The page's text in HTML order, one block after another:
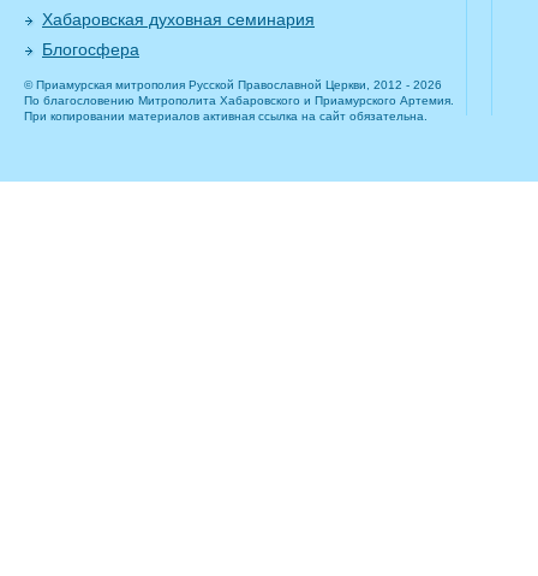
Хабаровская духовная семинария
Блогосфера
© Приамурская митрополия Русской Православной Церкви, 2012 - 2026
По благословению Митрополита Хабаровского и Приамурского Артемия.
При копировании материалов активная ссылка на сайт обязательна.